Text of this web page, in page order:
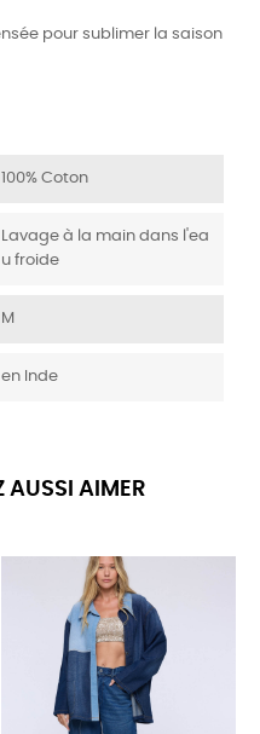
pour sublimer la saison
100% Coton
Lavage à la main dans l'ea
u froide
M
en Inde
AUSSI AIMER